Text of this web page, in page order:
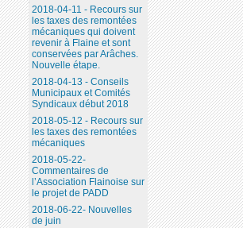
2018-04-11 - Recours sur
les taxes des remontées
mécaniques qui doivent
revenir à Flaine et sont
conservées par Arâches.
Nouvelle étape.
2018-04-13 - Conseils
Municipaux et Comités
Syndicaux début 2018
2018-05-12 - Recours sur
les taxes des remontées
mécaniques
2018-05-22-
Commentaires de
l’Association Flainoise sur
le projet de PADD
2018-06-22- Nouvelles
de juin